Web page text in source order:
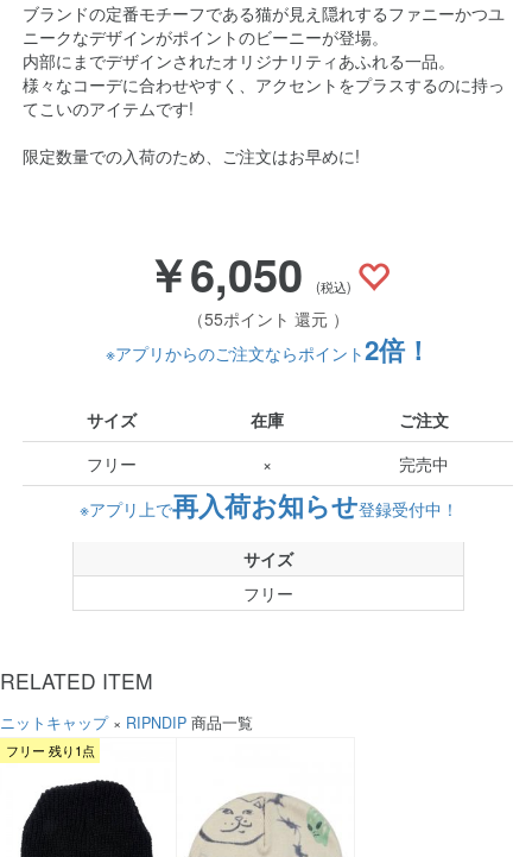
ブランドの定番モチーフである猫が見え隠れするファニーかつユ
ニークなデザインがポイントのビーニーが登場。
内部にまでデザインされたオリジナリティあふれる一品。
様々なコーデに合わせやすく、アクセントをプラスするのに持っ
てこいのアイテムです!
限定数量での入荷のため、ご注文はお早めに!
￥6,050 (税込)
（55ポイント 還元 ）
※アプリからのご注文ならポイント2倍！
サイズ 在庫
ご注文
フリー
×
完売中
※アプリ上で再入荷お知らせ登録受付中！
サイズ
フリー
RELATED ITEM
ニットキャップ× RIPNDIP 商品一覧
フリー 残り1点